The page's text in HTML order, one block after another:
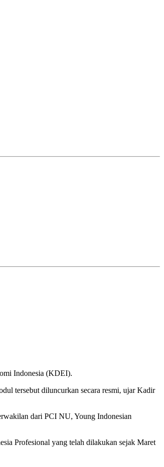
Indonesia (KDEI).
tersebut diluncurkan secara resmi, ujar Kadir
dari PCI NU, Young Indonesian
Profesional yang telah dilakukan sejak Maret